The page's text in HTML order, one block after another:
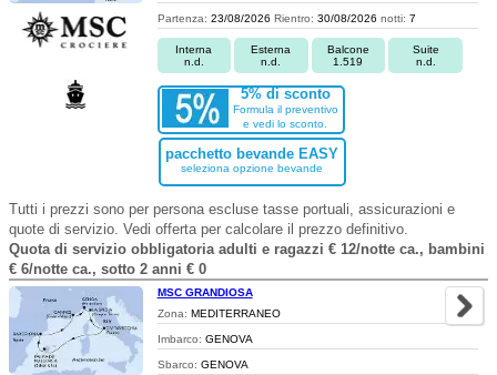
Partenza: 23/08/2026 Rientro: 30/08/2026 notti: 7
Interna
n.d.
Esterna
n.d.
Balcone
1.519
Suite
n.d.
5% di sconto
Formula il preventivo
e vedi lo sconto.
pacchetto bevande EASY
seleziona opzione bevande
Tutti i prezzi sono per persona escluse tasse portuali, assicurazioni e
quote di servizio. Vedi offerta per calcolare il prezzo definitivo.
Quota di servizio obbligatoria adulti e ragazzi € 12/notte ca., bambini
€ 6/notte ca., sotto 2 anni € 0
MSC GRANDIOSA
Zona: MEDITERRANEO
Imbarco: GENOVA
Sbarco: GENOVA